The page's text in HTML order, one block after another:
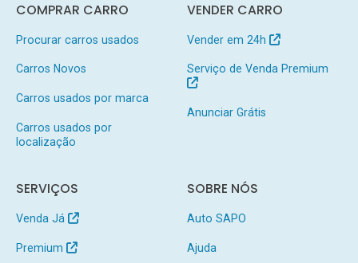
COMPRAR CARRO
Procurar carros usados
Carros Novos
Carros usados por marca
Carros usados por
localização
VENDER CARRO
Vender em 24h
Serviço de Venda Premium
Anunciar Grátis
SERVIÇOS
Venda Já
Premium
SOBRE NÓS
Auto SAPO
Ajuda